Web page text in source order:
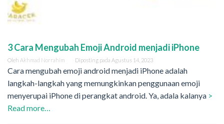
3 Cara Mengubah Emoji Android menjadi iPhone
Oleh Akhmad Norrahim Diposting pada Agustus 14, 2023
Cara mengubah emoji android menjadi iPhone adalah
langkah-langkah yang memungkinkan penggunaan emoji
menyerupai iPhone di perangkat android. Ya, adala kalanya >
Read more…